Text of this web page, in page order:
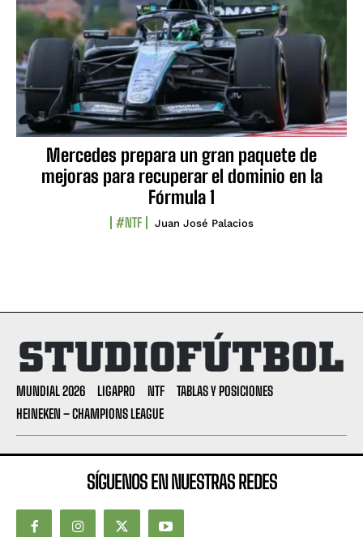
Mercedes prepara un gran paquete de
mejoras para recuperar el dominio en la
Fórmula 1
#NTF Juan José Palacios
MUNDIAL 2026 LIGAPRO NTF
TABLAS Y POSICIONES
HEINEKEN – CHAMPIONS LEAGUE
SÍGUENOS EN NUESTRAS REDES